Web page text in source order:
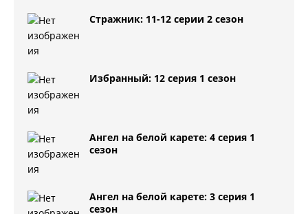
Стражник: 11-12 серии 2 сезон
Избранный: 12 серия 1 сезон
Ангел на белой карете: 4 серия 1
сезон
Ангел на белой карете: 3 серия 1
сезон